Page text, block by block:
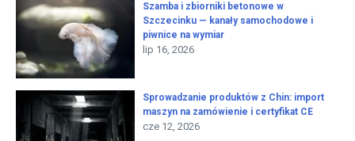
Szamba i zbiorniki betonowe w
Szczecinku — kanały samochodowe i
piwnice na wymiar
lip 16, 2026
Sprowadzanie produktów z Chin: import
maszyn na zamówienie i certyfikat CE
cze 12, 2026